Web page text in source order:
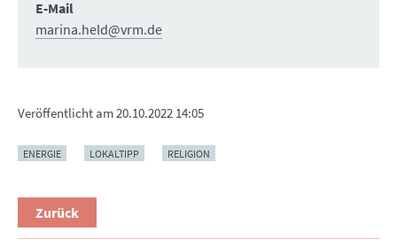
E-Mail
marina.held@vrm.de
Veröffentlicht am20.10.2022 14:05
ENERGIE LOKALTIPP RELIGION
Zurück